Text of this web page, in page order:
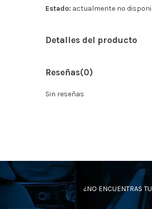
Estado: actualmente no
Detalles del producto
Reseñas(0)
Sin reseñas
¿NO ENCUENTRAS